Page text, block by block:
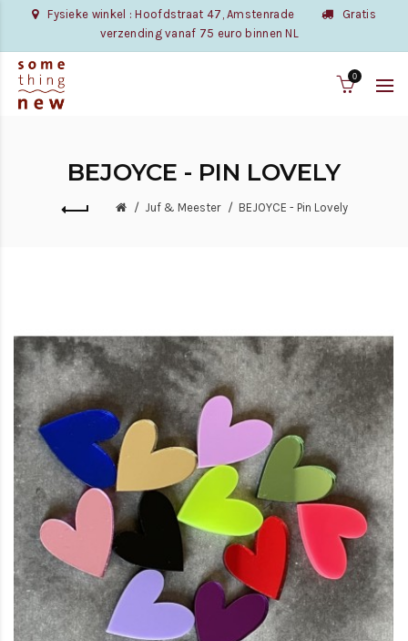
Fysieke winkel : Hoofdstraat 47, Amstenrade
Gratis
verzending vanaf 75 euro binnen NL
0
BEJOYCE - PIN LOVELY
Juf & Meester BEJOYCE - Pin Lovely